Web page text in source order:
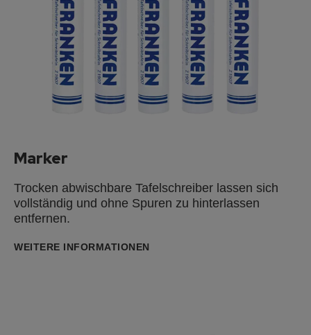
Marker
Trocken abwischbare Tafelschreiber lassen sich
vollständig und ohne Spuren zu hinterlassen
entfernen.
WEITERE INFORMATIONEN